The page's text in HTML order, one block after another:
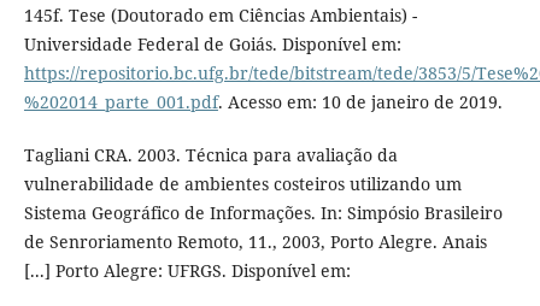
145f. Tese (Doutorado em Ciências Ambientais) -
Universidade Federal de Goiás. Disponível em:
https://repositorio.bc.ufg.br/tede/bitstream/tede/3853/5/
%202014_parte_001.pdf. Acesso em: 10 de janeiro de 2019.
Tagliani CRA. 2003. Técnica para avaliação da
vulnerabilidade de ambientes costeiros utilizando um
Sistema Geográfico de Informações. In: Simpósio Brasileiro
de Senroriamento Remoto, 11., 2003, Porto Alegre. Anais
[...] Porto Alegre: UFRGS. Disponível em: